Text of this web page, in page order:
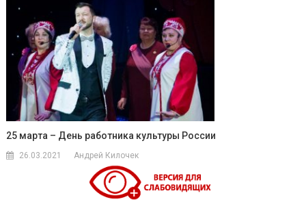
25 марта – День работника культуры России
26.03.2021 Андрей Килочек